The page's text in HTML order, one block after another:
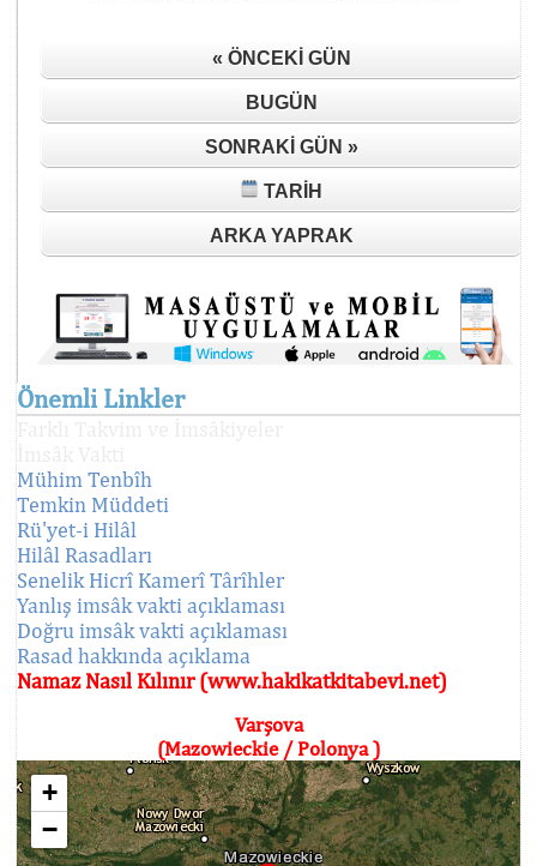
« ÖNCEKI GÜN
BUGÜN
SONRAKI GÜN »
TARIH
ARKA YAPRAK
Önemli Linkler
Mühim Tenbîh
Temkin Müddeti
Rü'yet-i Hilâl
Hilâl Rasadları
Senelik Hicrî Kamerî Târîhler
Yanlış imsâk vakti açıklaması
Doğru imsâk vakti açıklaması
Rasad hakkında açıklama
Namaz Nasıl Kılınır (www.hakikatkitabevi.net)
Varşova
(Mazowieckie / Polonya )
+
−